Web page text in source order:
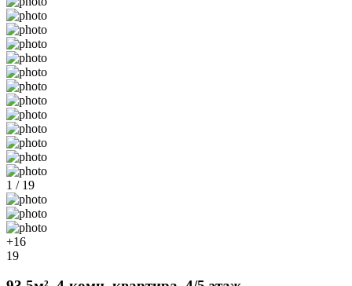
1 / 19
+16
19